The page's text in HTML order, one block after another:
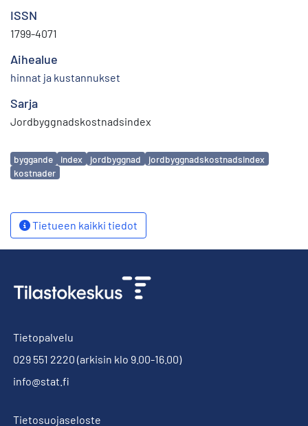
ISSN
1799-4071
Aihealue
hinnat ja kustannukset
Sarja
Jordbyggnadskostnadsindex
Avainsanat
byggande index jordbyggnad
jordbyggnadskostnadsindex
kostnader
Tietueen kaikki tiedot
Tietopalvelu
029 551 2220 (arkisin klo 9.00-16.00)
info@stat.fi
Tietosuojaseloste